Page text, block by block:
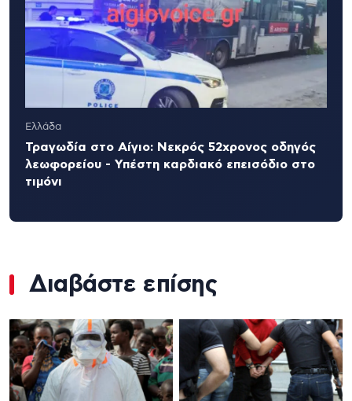
Ελλάδα
Τραγωδία στο Αίγιο: Νεκρός 52χρονος οδηγός
λεωφορείου - Υπέστη καρδιακό επεισόδιο στο
τιμόνι
Διαβάστε επίσης